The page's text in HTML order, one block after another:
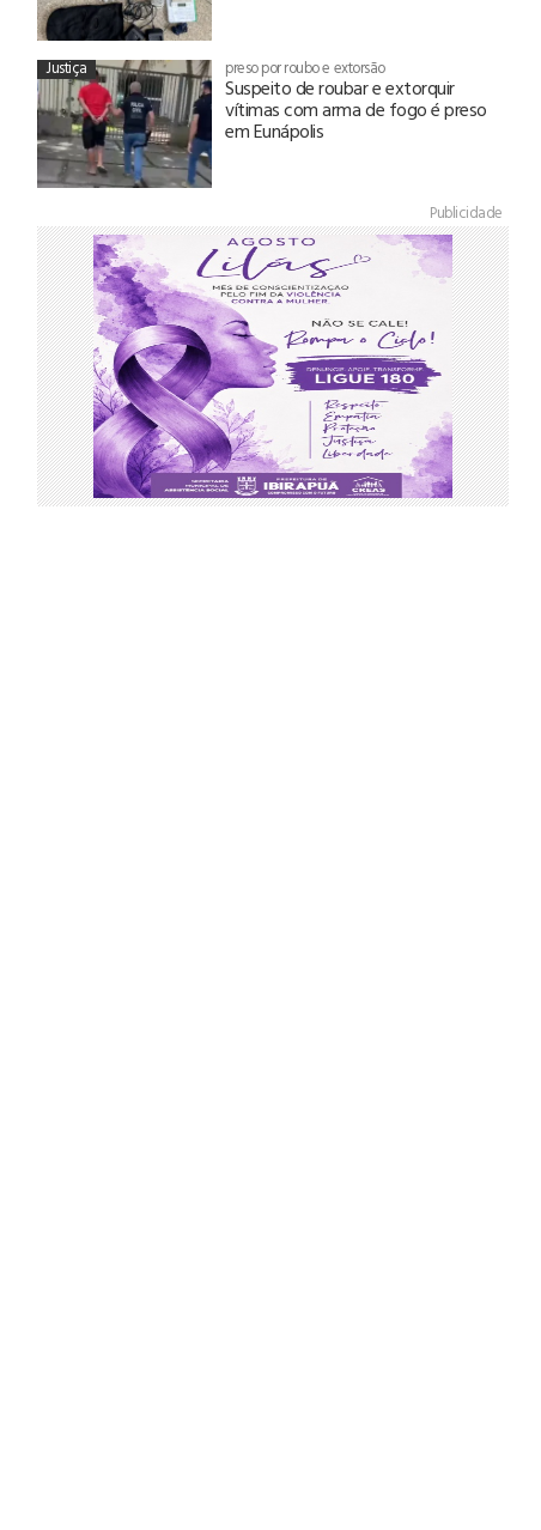
Justiça preso por roubo e extorsão
Suspeito de roubar e extorquir
vítimas com arma de fogo é preso
em Eunápolis
Publicidade